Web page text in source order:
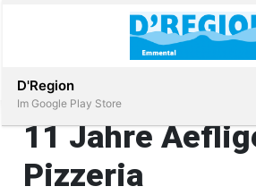
Immobilien
11 Jahre
Pizzeria
D'Region
Im Google Play Store